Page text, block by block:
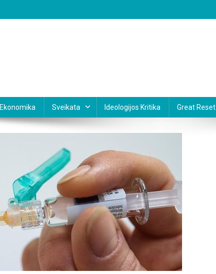
Ekonomika Sveikata Ideologijos Kritika Great Reset